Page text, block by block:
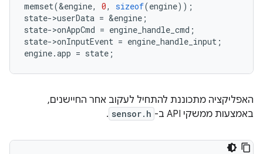
memset(&engine, 0, sizeof(engine));
state->userData = &engine ;
state->onAppCmd = engine_handle_cmd ;
state->onInputEvent = engine_handle_input ;
engine.app = state ;
האפליקציה מתכוננת להתחיל לעקוב אחר החיישנים,
באמצעות ממשקי API ב-
sensor.h
.